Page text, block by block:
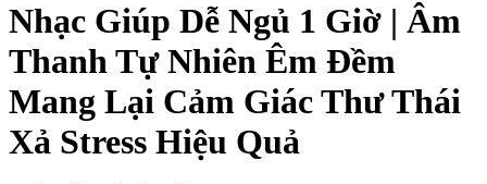
Nhạc Giúp Dễ Ngủ 1 Giờ | Âm
Thanh Tự Nhiên Êm Đềm
Mang Lại Cảm Giác Thư Thái
Xả Stress Hiệu Quả